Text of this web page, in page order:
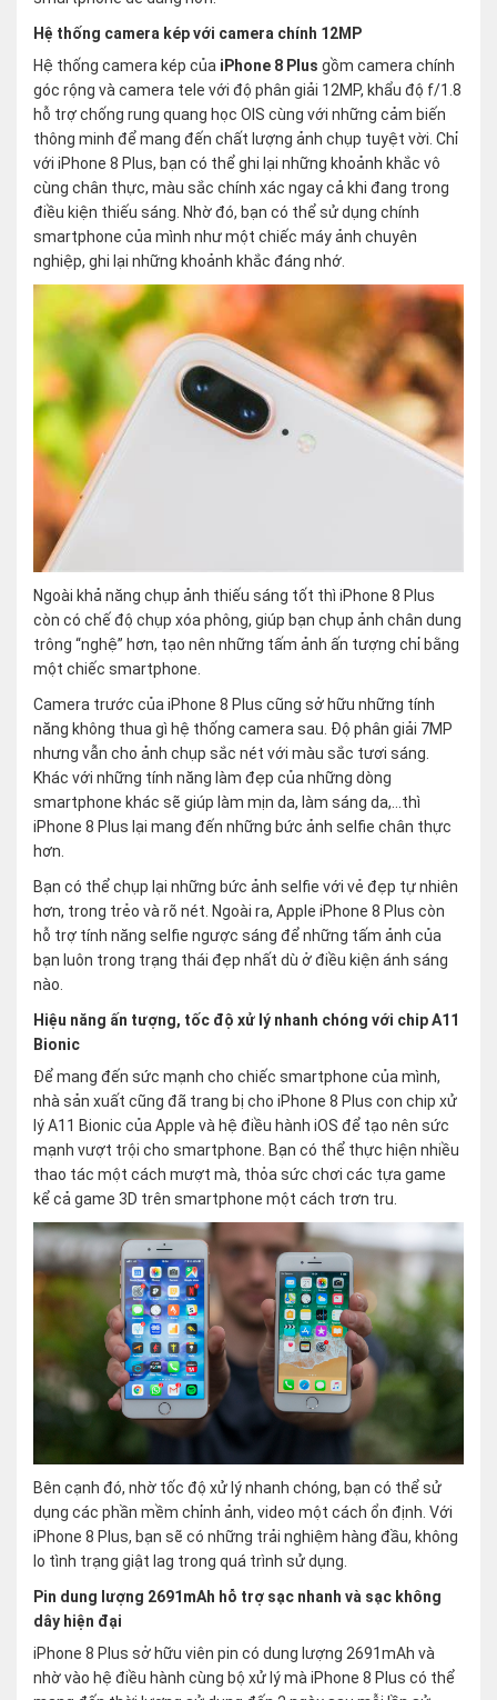
Hệ thống camera kép với camera chính 12MP
Hệ thống camera kép của iPhone 8 Plus gồm camera chính
góc rộng và camera tele với độ phân giải 12MP, khẩu độ f/1.8
hỗ trợ chống rung quang học OIS cùng với những cảm biến
thông minh để mang đến chất lượng ảnh chụp tuyệt vời. Chỉ
với iPhone 8 Plus, bạn có thể ghi lại những khoảnh khắc vô
cùng chân thực, màu sắc chính xác ngay cả khi đang trong
điều kiện thiếu sáng. Nhờ đó, bạn có thể sử dụng chính
smartphone của mình như một chiếc máy ảnh chuyên
nghiệp, ghi lại những khoảnh khắc đáng nhớ.
Ngoài khả năng chụp ảnh thiếu sáng tốt thì iPhone 8 Plus
còn có chế độ chụp xóa phông, giúp bạn chụp ảnh chân dung
trông “nghệ” hơn, tạo nên những tấm ảnh ấn tượng chỉ bằng
một chiếc smartphone.
Camera trước của iPhone 8 Plus cũng sở hữu những tính
năng không thua gì hệ thống camera sau. Độ phân giải 7MP
nhưng vẫn cho ảnh chụp sắc nét với màu sắc tươi sáng.
Khác với những tính năng làm đẹp của những dòng
smartphone khác sẽ giúp làm mịn da, làm sáng da,…thì
iPhone 8 Plus lại mang đến những bức ảnh selfie chân thực
hơn.
Bạn có thể chụp lại những bức ảnh selfie với vẻ đẹp tự nhiên
hơn, trong trẻo và rõ nét. Ngoài ra, Apple iPhone 8 Plus còn
hỗ trợ tính năng selfie ngược sáng để những tấm ảnh của
bạn luôn trong trạng thái đẹp nhất dù ở điều kiện ánh sáng
nào.
Hiệu năng ấn tượng, tốc độ xử lý nhanh chóng với chip A11
Bionic
Để mang đến sức mạnh cho chiếc smartphone của mình,
nhà sản xuất cũng đã trang bị cho iPhone 8 Plus con chip xử
lý A11 Bionic của Apple và hệ điều hành iOS để tạo nên sức
mạnh vượt trội cho smartphone. Bạn có thể thực hiện nhiều
thao tác một cách mượt mà, thỏa sức chơi các tựa game
kể cả game 3D trên smartphone một cách trơn tru.
Bên cạnh đó, nhờ tốc độ xử lý nhanh chóng, bạn có thể sử
dụng các phần mềm chỉnh ảnh, video một cách ổn định. Với
iPhone 8 Plus, bạn sẽ có những trải nghiệm hàng đầu, không
lo tình trạng giật lag trong quá trình sử dụng.
Pin dung lượng 2691mAh hỗ trợ sạc nhanh và sạc không
dây hiện đại
iPhone 8 Plus sở hữu viên pin có dung lượng 2691mAh và
nhờ vào hệ điều hành cùng bộ xử lý mà iPhone 8 Plus có thể